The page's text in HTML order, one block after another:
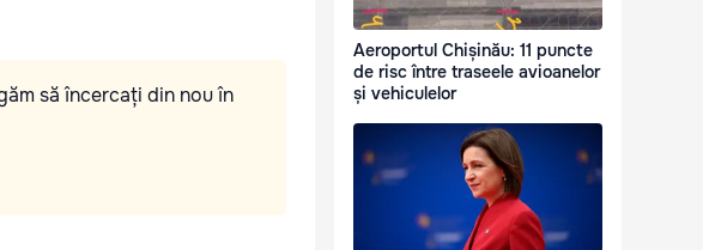
să încercați din nou în
Aeroportul Chișinău: 11 puncte
de risc între traseele avioanelor
și vehiculelor